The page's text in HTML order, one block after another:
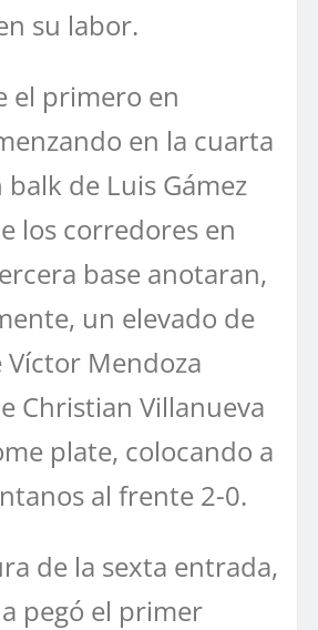
su labor.
el primero en
en la cuarta
de Luis Gámez
los corredores en
base anotaran,
un elevado de
Mendoza
Christian Villanueva
plate, colocando a
al frente 2-0.
de la sexta entrada,
pegó el primer